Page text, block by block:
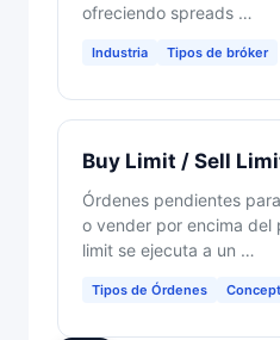
ofreciendo spreads …
Industria Tipos de bróker
Buy Limit / Sell
Órdenes pendientes
o vender por encima del
limit se ejecuta a un …
Tipos de Órdenes